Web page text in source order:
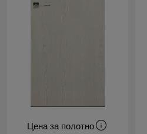
Цена за полотно